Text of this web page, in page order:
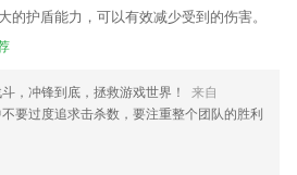
的护盾能力，可以有效减少受到的伤害。
，冲锋到底，拯救游戏世界！
来自
不要过度追求击杀数，要注重整个团队的胜利